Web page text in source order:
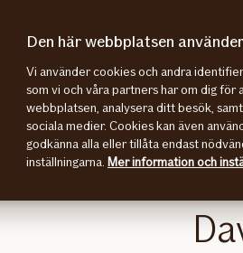
Många drabbade av stormen Dave –
Den här webbplatsen
Vi använder cookies och andra
som vi och våra partners har om dig för
webbplatsen, analysera ditt besök,
sociala medier. Cookies kan även
godkänna alla eller tillåta endast
inställningarna. Mer information och